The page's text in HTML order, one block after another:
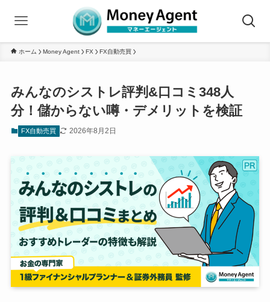
ホーム Money Agent FX FX自動売買
みんなのシストレ評判&口コミ348人
分！儲からない噂・デメリットを検証
FX自動売買 2026年8月2日